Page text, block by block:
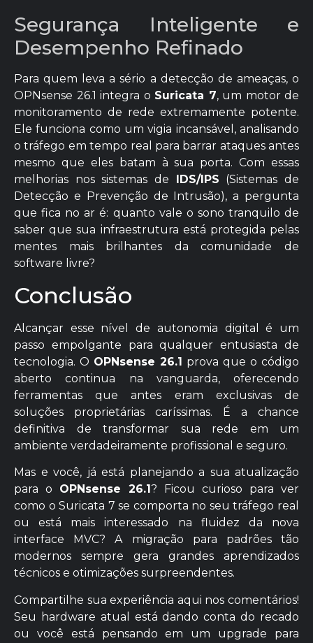
Segurança Inteligente e
Desempenho Refinado
Para quem leva a sério a detecção de ameaças, o
OPNsense 26.1 integra o Suricata 7, um motor de
monitoramento de rede extremamente potente.
Ele funciona como um vigia incansável, analisando
o tráfego em tempo real para barrar ataques antes
mesmo que eles batam à sua porta. Com essas
melhorias nos sistemas de
IDS/IPS (Sistemas de
Detecção e Prevenção de Intrusão), a pergunta
que fica no ar é: quanto vale o sono tranquilo de
saber que sua infraestrutura está protegida pelas
mentes mais brilhantes da comunidade de
software livre?
Conclusão
Alcançar esse nível de autonomia digital é um
passo empolgante para qualquer entusiasta de
tecnologia. O OPNsense 26.1 prova que o código
aberto continua na vanguarda, oferecendo
ferramentas que antes eram exclusivas de
soluções proprietárias caríssimas. É a chance
definitiva de transformar sua rede em um
ambiente verdadeiramente profissional e seguro.
Mas e você, já está planejando a sua atualização
para o OPNsense 26.1? Ficou curioso para ver
como o Suricata 7 se comporta no seu tráfego real
ou está mais interessado na fluidez da nova
interface MVC? A migração para padrões tão
modernos sempre gera grandes aprendizados
técnicos e otimizações surpreendentes.
Compartilhe sua experiência aqui nos comentários!
Seu hardware atual está dando conta do recado
ou você está pensando em um upgrade para